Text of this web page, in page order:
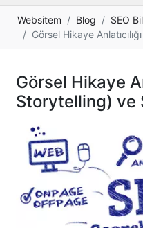
Websitem Blog
SEO
Görsel Hikaye
Görsel Hikaye
Storytelling) ve